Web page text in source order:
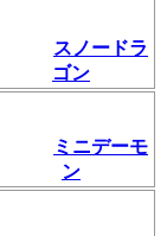
スノードラ
ゴン
ミニデーモ
ン